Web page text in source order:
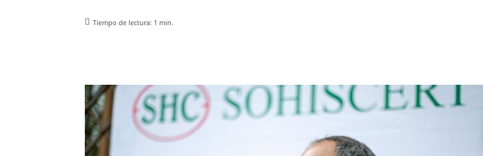
Tiempo de lectura: 1 min.